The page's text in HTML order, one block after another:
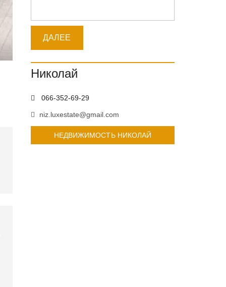
Николай
066-352-69-29
niz.luxestate@gmail.com
НЕДВИЖИМОСТЬ НИКОЛАЙ